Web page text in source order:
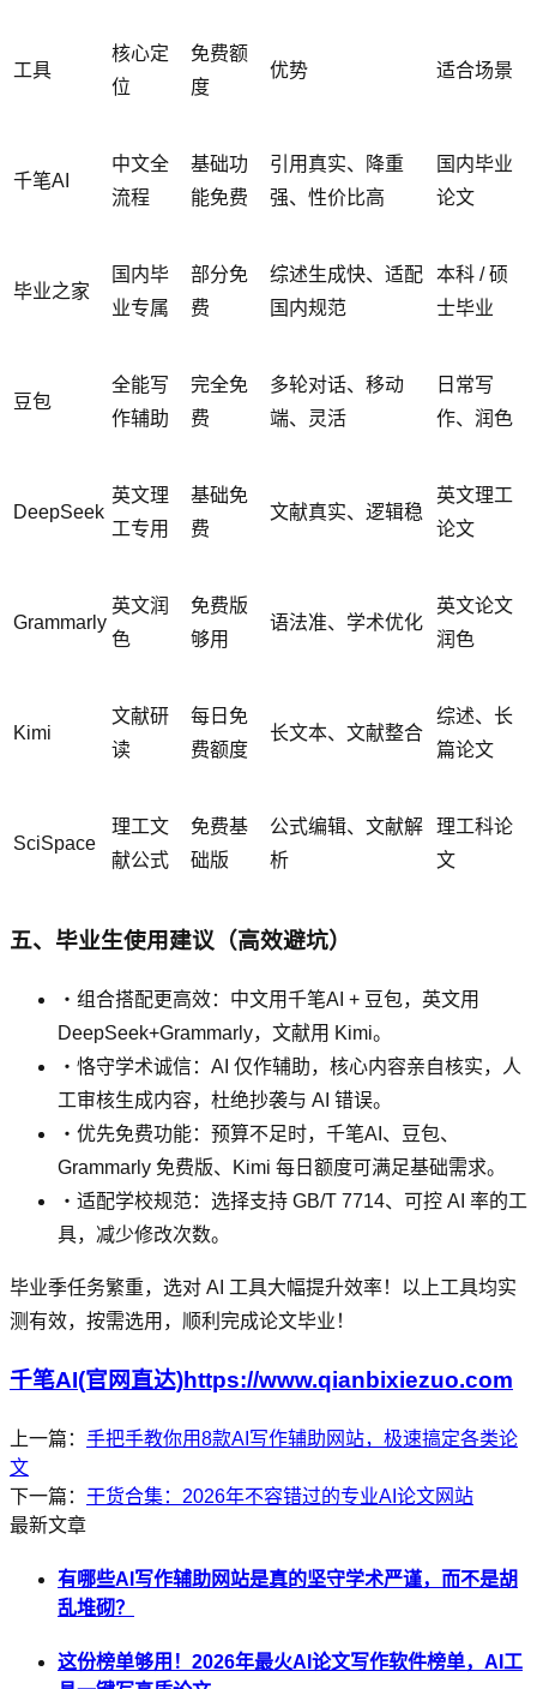
工具
核心定
位
免费额
度
优势 适合场景
千笔AI
中文全
流程
基础功
能免费
引用真实、降重
强、性价比高
国内毕业
论文
毕业之家
国内毕
业专属
部分免
费
综述生成快、适配
国内规范
本科 / 硕
士毕业
豆包
全能写
作辅助
完全免
费
多轮对话、移动
端、灵活
日常写
作、润色
DeepSeek
英文理
工专用
基础免
费
文献真实、逻辑稳
英文理工
论文
Grammarly
英文润
色
免费版
够用
语法准、学术优化
英文论文
润色
Kimi
文献研
读
每日免
费额度
长文本、文献整合
综述、长
篇论文
SciSpace
理工文
献公式
免费基
础版
公式编辑、文献解
析
理工科论
文
五、毕业生使用建议（高效避坑）
・组合搭配更高效：中文用千笔AI + 豆包，英文用
DeepSeek+Grammarly，文献用 Kimi。
・恪守学术诚信：AI 仅作辅助，核心内容亲自核实，人
工审核生成内容，杜绝抄袭与 AI 错误。
・优先免费功能：预算不足时，千笔AI、豆包、
Grammarly 免费版、Kimi 每日额度可满足基础需求。
・适配学校规范：选择支持 GB/T 7714、可控 AI 率的工
具，减少修改次数。
毕业季任务繁重，选对 AI 工具大幅提升效率！以上工具均实
测有效，按需选用，顺利完成论文毕业！
千笔AI(官网直达)https://www.qianbixiezuo.com
上一篇： 手把手教你用8款AI写作辅助网站，极速搞定各类论
文
下一篇： 干货合集：2026年不容错过的专业AI论文网站
最新文章
有哪些AI写作辅助网站是真的坚守学术严谨，而不是胡
乱堆砌？
这份榜单够用！2026年最火AI论文写作软件榜单，AI工